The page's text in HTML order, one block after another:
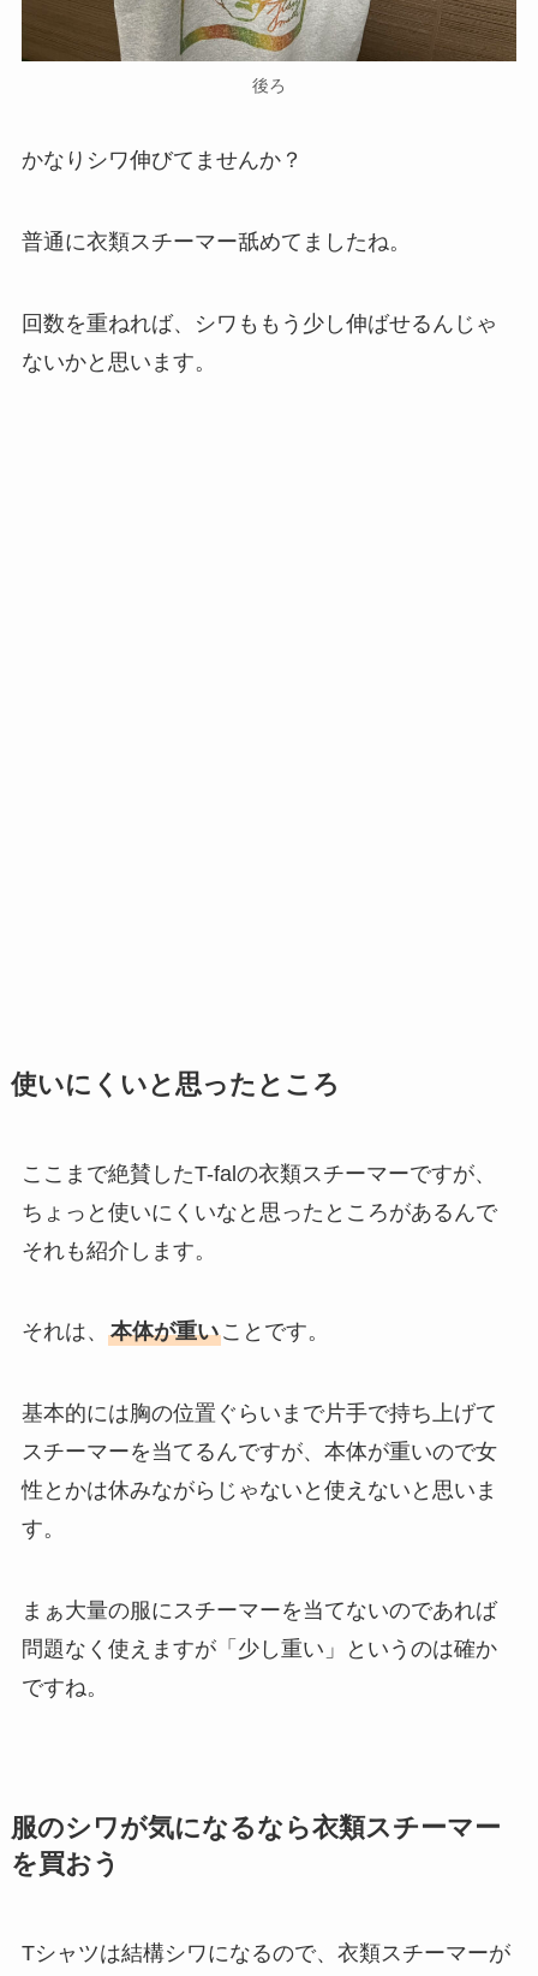
後ろ
かなりシワ伸びてませんか？
普通に衣類スチーマー舐めてましたね。
回数を重ねれば、シワももう少し伸ばせるんじゃ
ないかと思います。
使いにくいと思ったところ
ここまで絶賛したT-falの衣類スチーマーですが、
ちょっと使いにくいなと思ったところがあるんで
それも紹介します。
それは、 本体が重いことです。
基本的には胸の位置ぐらいまで片手で持ち上げて
スチーマーを当てるんですが、本体が重いので女
性とかは休みながらじゃないと使えないと思いま
す。
まぁ大量の服にスチーマーを当てないのであれば
問題なく使えますが「少し重い」というのは確か
ですね。
服のシワが気になるなら衣類スチーマー
を買おう
Tシャツは結構シワになるので、衣類スチーマーが